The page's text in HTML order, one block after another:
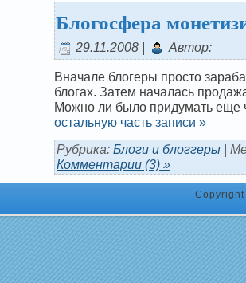
Блогосфера
29.11.2008 | Автор:
Вначале блогеры просто
блогах. Затем началась
Можно ли было придумать еще
остальную часть записи »
Рубрика: Блоги и блоггеры |
Комментарии (3) »